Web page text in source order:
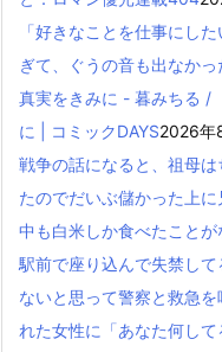
「好きなことを仕事にし
ぎて、ぐうの音も出なかっ
真実をきみに - 暮みちる /
に | コミックDAYS2026年
戦争の話になると、祖母
たのでだいぶ儲かった上
中も白米しか食べたことが
駅前で座り込んで失禁し
ないと思って警察と救急
れた女性に「あなた何し